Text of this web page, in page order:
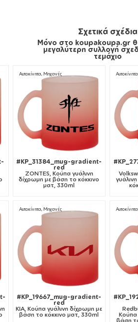
Σχετικά σχέδια
Μόνο στο koupakoupa.gr
μεγαλύτερη συλλογή
τεμάχιο
Αυτοκίνητα, Μηχανές
#KP_31384_mug-gradient-
red
ZONTES, Κούπα γυάλινη
δίχρωμη με βάση το κόκκινο
ματ, 330ml
Αυτοκίνητα, Μηχανές
#KP_19667_mug-gradient-
red
KIA, Κούπα γυάλινη δίχρωμη με
βάση το κόκκινο ματ, 330ml
Κούπα
βάση